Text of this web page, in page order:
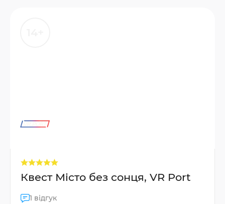
Квест Місто без сонця, VR Port
1 відгук